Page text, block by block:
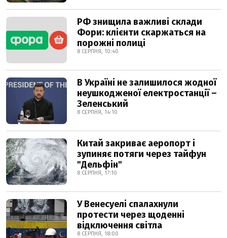
РФ знищила важливі склади
Фори: клієнти скаржаться на
порожні полиці
8 СЕРПНЯ, 10:40
В Україні не залишилося жодної
неушкодженої електростанції –
Зеленський
8 СЕРПНЯ, 14:10
Китай закриває аеропорт і
зупиняє потяги через тайфун
"Дельфін"
8 СЕРПНЯ, 17:10
У Венесуелі спалахнули
протести через щоденні
відключення світла
8 СЕРПНЯ, 18:00